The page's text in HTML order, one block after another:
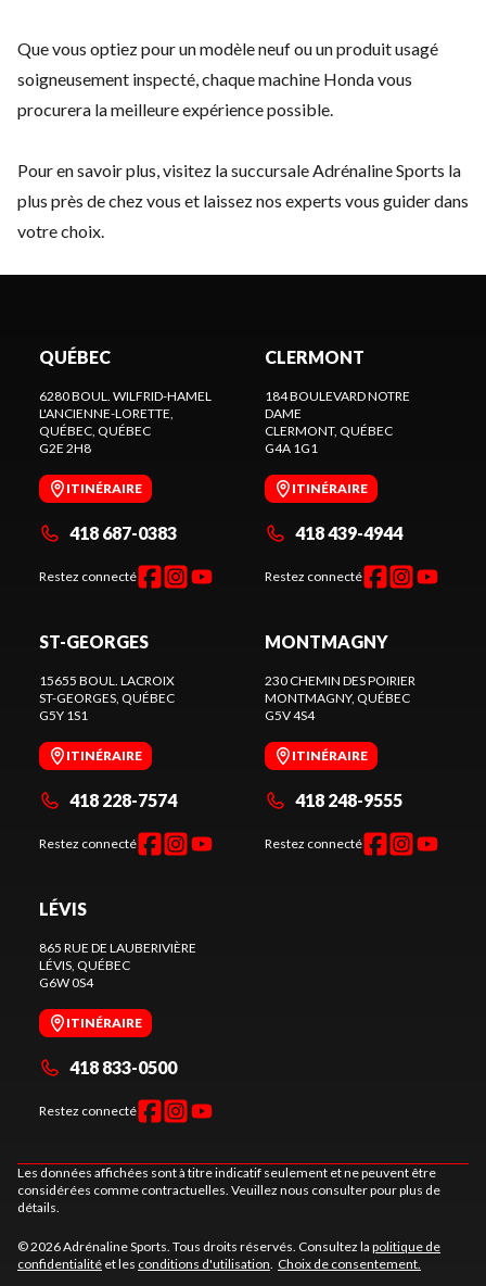
Que vous optiez pour un modèle neuf ou un produit usagé
soigneusement inspecté, chaque machine Honda vous
procurera la meilleure expérience possible.
Pour en savoir plus, visitez lasuccursaleAdrénaline Sports la
plus près de chez vous et laissez nos experts vous guider dans
votre choix.
QUÉBEC
6280 BOUL. WILFRID-HAMEL
L'ANCIENNE-LORETTE,
QUÉBEC, QUÉBEC
G2E 2H8
ITINÉRAIRE
418 687-0383
Restez connecté
CLERMONT
184 BOULEVARD NOTRE
DAME
CLERMONT, QUÉBEC
G4A 1G1
ITINÉRAIRE
418 439-4944
Restez connecté
ST-GEORGES
15655 BOUL. LACROIX
ST-GEORGES, QUÉBEC
G5Y 1S1
ITINÉRAIRE
418 228-7574
Restez connecté
MONTMAGNY
230 CHEMIN DES POIRIER
MONTMAGNY, QUÉBEC
G5V 4S4
ITINÉRAIRE
418 248-9555
Restez connecté
LÉVIS
865 RUE DE LAUBERIVIÈRE
LÉVIS, QUÉBEC
G6W 0S4
ITINÉRAIRE
418 833-0500
Restez connecté
Les données affichées sont à titre indicatif seulement et ne peuvent être
considérées comme contractuelles. Veuillez nous consulter pour plus de
détails.
© 2026 Adrénaline Sports. Tous droits réservés. Consultez la politique de
confidentialité et les conditions d'utilisation. Choix de consentement.